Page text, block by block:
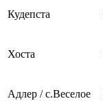
Кудепста
Хоста
Адлер / с.Веселое